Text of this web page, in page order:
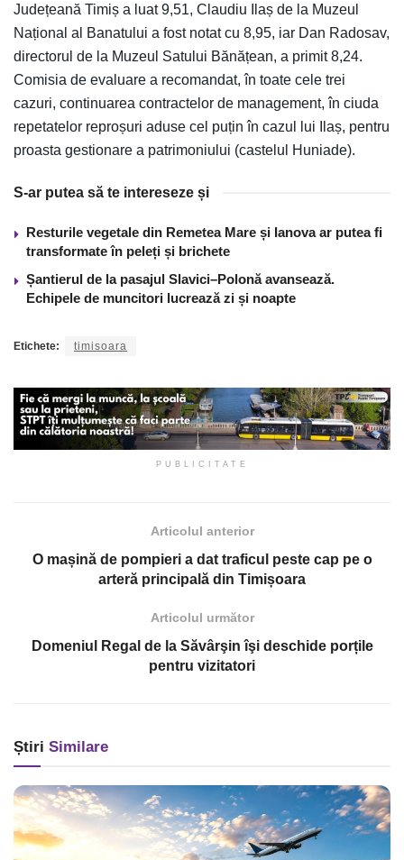
Județeană Timiș a luat 9,51, Claudiu Ilaș de la Muzeul
Național al Banatului a fost notat cu 8,95, iar Dan Radosav,
directorul de la Muzeul Satului Bănățean, a primit 8,24.
Comisia de evaluare a recomandat, în toate cele trei
cazuri, continuarea contractelor de management, în ciuda
repetatelor reproșuri aduse cel puțin în cazul lui Ilaș, pentru
proasta gestionare a patrimoniului (castelul Huniade).
S-ar putea să te intereseze și
Resturile vegetale din Remetea Mare și Ianova ar putea fi
transformate în peleți și brichete
Șantierul de la pasajul Slavici–Polonă avansează.
Echipele de muncitori lucrează zi și noapte
Etichete: timisoara
PUBLICITATE
Articolul anterior
O mașină de pompieri a dat traficul peste cap pe o
arteră principală din Timișoara
Articolul următor
Domeniul Regal de la Săvârşin îşi deschide porțile
pentru vizitatori
Știri Similare